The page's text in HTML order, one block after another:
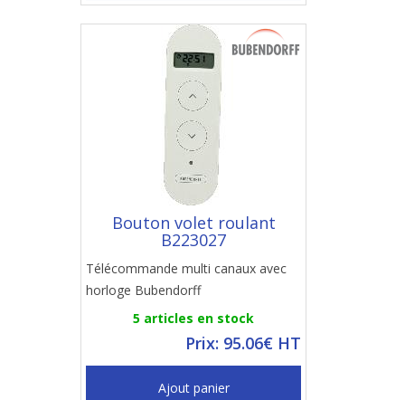
Bouton volet roulant
B223027
Télécommande multi canaux avec
horloge Bubendorff
5 articles en stock
Prix: 95.06€ HT
Ajout panier